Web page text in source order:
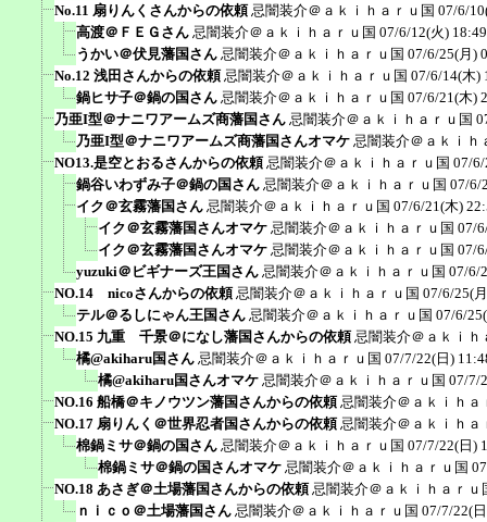
No.11 扇りんくさんからの依頼 忌闇装介＠ａｋｉｈａｒｕ国 07/6/
高渡＠ＦＥＧさん 忌闇装介＠ａｋｉｈａｒｕ国 07/6/12(火) 18:49
うかい＠伏見藩国さん 忌闇装介＠ａｋｉｈａｒｕ国 07/6/25(月)
No.12 浅田さんからの依頼 忌闇装介＠ａｋｉｈａｒｕ国 07/6/14(木)
鍋ヒサ子＠鍋の国さん 忌闇装介＠ａｋｉｈａｒｕ国 07/6/21(木)
乃亜I型＠ナニワアームズ商藩国さん 忌闇装介＠ａｋｉｈａｒｕ国
乃亜I型＠ナニワアームズ商藩国さんオマケ 忌闇装介＠ａｋｉｈ
NO13.是空とおるさんからの依頼 忌闇装介＠ａｋｉｈａｒｕ国 07/
鍋谷いわずみ子＠鍋の国さん 忌闇装介＠ａｋｉｈａｒｕ国 07/6/
イク＠玄霧藩国さん 忌闇装介＠ａｋｉｈａｒｕ国 07/6/21(木)
イク＠玄霧藩国さんオマケ 忌闇装介＠ａｋｉｈａｒｕ国 07/
イク＠玄霧藩国さんオマケ 忌闇装介＠ａｋｉｈａｒｕ国 07/
yuzuki＠ビギナーズ王国さん 忌闇装介＠ａｋｉｈａｒｕ国 07/6/
NO.14 nicoさんからの依頼 忌闇装介＠ａｋｉｈａｒｕ国 07/6/25(
テル＠るしにゃん王国さん 忌闇装介＠ａｋｉｈａｒｕ国 07/6/
NO.15 九重 千景＠になし藩国さんからの依頼 忌闇装介＠ａｋｉｈ
橘@akiharu国さん 忌闇装介＠ａｋｉｈａｒｕ国 07/7/22(日)
橘@akiharu国さんオマケ 忌闇装介＠ａｋｉｈａｒｕ国 07/7/
NO.16 船橋＠キノウツン藩国さんからの依頼 忌闇装介＠ａｋｉｈａ
NO.17 扇りんく＠世界忍者国さんからの依頼 忌闇装介＠ａｋｉｈａ
棉鍋ミサ＠鍋の国さん 忌闇装介＠ａｋｉｈａｒｕ国 07/7/22(日)
棉鍋ミサ＠鍋の国さんオマケ 忌闇装介＠ａｋｉｈａｒｕ国
NO.18 あさぎ＠土場藩国さんからの依頼 忌闇装介＠ａｋｉｈａｒｕ
ｎｉｃｏ＠土場藩国さん 忌闇装介＠ａｋｉｈａｒｕ国 07/7/22(